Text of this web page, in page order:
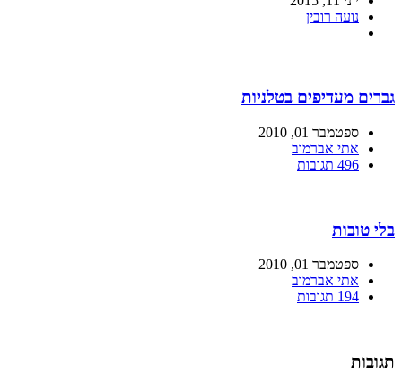
נועה רובין
גברים מעדיפים בטלניות
ספטמבר 01, 2010
אתי אברמוב
496 תגובות
בלי טובות
ספטמבר 01, 2010
אתי אברמוב
194 תגובות
תגובות